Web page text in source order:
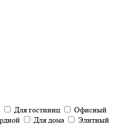
Для гостиниц
Офисный
Для дома
Элитный